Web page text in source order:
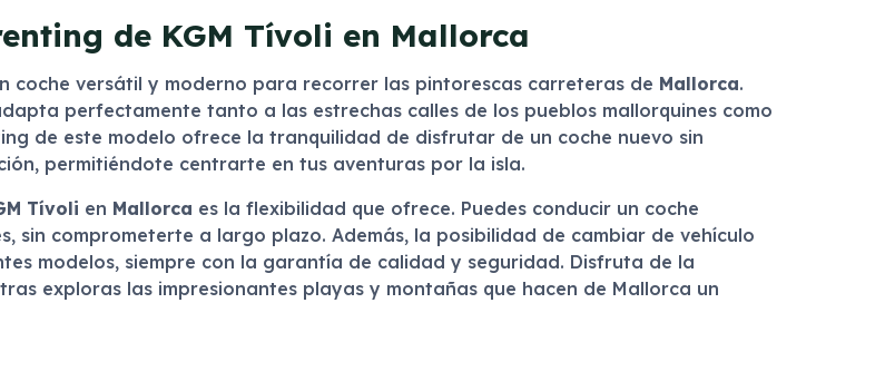
de KGM Tívoli en Mallorca
coche versátil y moderno para recorrer las pintorescas carreteras de Mallorca.
perfectamente tanto a las estrechas calles de los pueblos mallorquines como
de este modelo ofrece la tranquilidad de disfrutar de un coche nuevo sin
permitiéndote centrarte en tus aventuras por la isla.
Tívoli en Mallorca es la flexibilidad que ofrece. Puedes conducir un coche
sin comprometerte a largo plazo. Además, la posibilidad de cambiar de vehículo
modelos, siempre con la garantía de calidad y seguridad. Disfruta de la
exploras las impresionantes playas y montañas que hacen de Mallorca un